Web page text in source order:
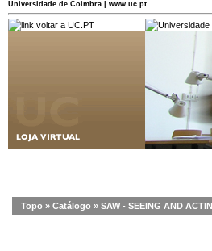
Universidade de Coimbra | www.uc.pt
Topo » Catálogo » SAW - SEEING AND